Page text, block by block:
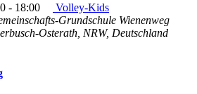
- 18:00
Volley-Kids
Grundschule Wienenweg
Osterath, NRW, Deutschland